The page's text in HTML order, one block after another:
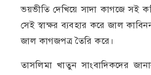
ভয়ভীতি দেখিয়ে সাদা কাগজে সই
সেই স্বাক্ষর ব্যবহার করে জাল
জাল কাগজপত্র তৈরি করে।
তাসলিমা খাতুন সাংবাদিকদের